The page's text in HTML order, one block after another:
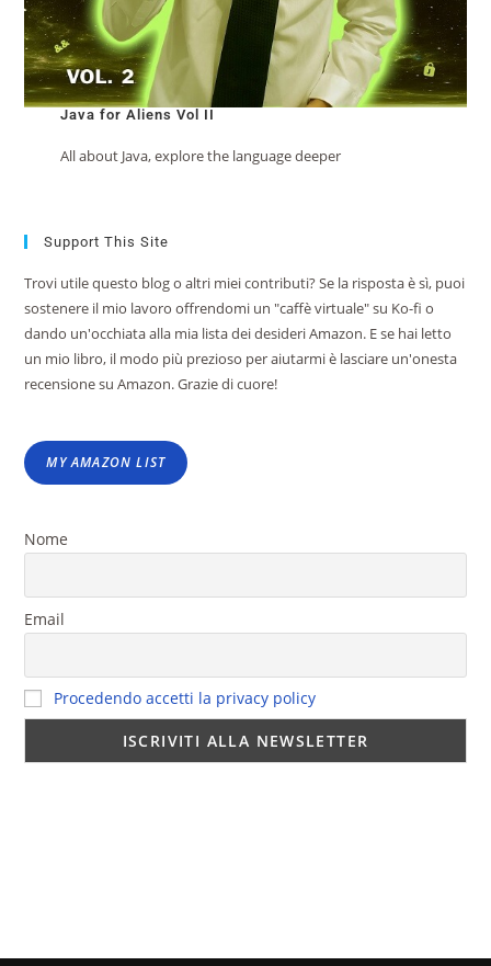
Java for Aliens Vol II
All about Java, explore the language deeper
Support This Site
Trovi utile questo blog o altri miei contributi? Se la risposta è sì, puoi
sostenere il mio lavoro offrendomi un "caffè virtuale" su Ko-fi o
dando un'occhiata alla mia lista dei desideri Amazon. E se hai letto
un mio libro, il modo più prezioso per aiutarmi è lasciare un'onesta
recensione su Amazon. Grazie di cuore!
MY AMAZON LIST
Nome
Email
Procedendo accetti la privacy policy